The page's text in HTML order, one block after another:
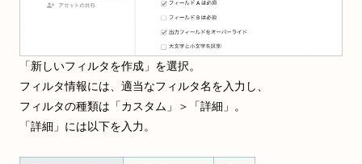
「新しいフィルタを作成」を選択。
フィルタ情報には、適当なフィルタ名を入力し、
フィルタの種類は「カスタム」＞「詳細」。
「詳細」には以下を入力。